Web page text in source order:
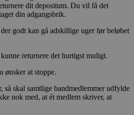
dit depositum. Du vil få det
din adgangsbrik.
godt kan gå adskillige uger før beløbet
returnere det hurtigst muligt.
ønsker at stoppe.
så skal samtlige bandmedlemmer udfylde
nok med, at ét medlem skriver, at